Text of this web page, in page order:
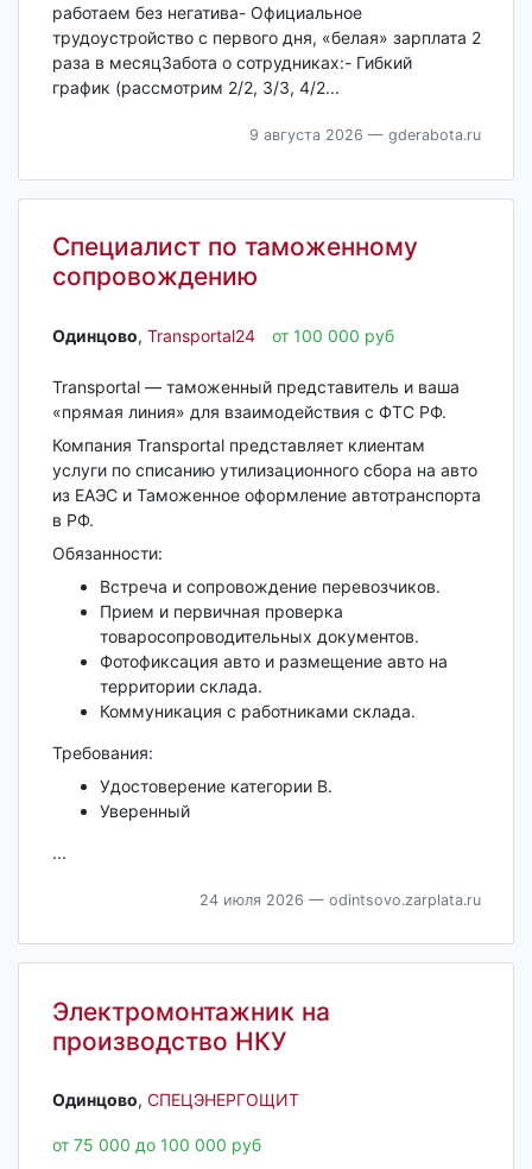
работаем без негатива- Официальное
трудоустройство с первого дня, «белая» зарплата 2
раза в месяцЗабота о сотрудниках:- Гибкий
график (рассмотрим 2/2, 3/3, 4/2...
9 августа 2026 — gderabota.ru
Специалист по таможенному
сопровождению
Одинцово‎, Transportal24 от 100 000 руб
Transportal — таможенный представитель и ваша
«прямая линия» для взаимодействия с ФТС РФ.
Компания Transportal представляет клиентам
услуги по списанию утилизационного сбора на авто
из ЕАЭС и Таможенное оформление автотранспорта
в РФ.
Обязанности:
Встреча и сопровождение перевозчиков.
Прием и первичная проверка
товаросопроводительных документов.
Фотофиксация авто и размещение авто на
территории склада.
Коммуникация с работниками склада.
Требования:
Удостоверение категории В.
Уверенный
...
24 июля 2026 — odintsovo.zarplata.ru
Электромонтажник на
производство НКУ
Одинцово‎, СПЕЦЭНЕРГОЩИТ
от 75 000 до 100 000 руб